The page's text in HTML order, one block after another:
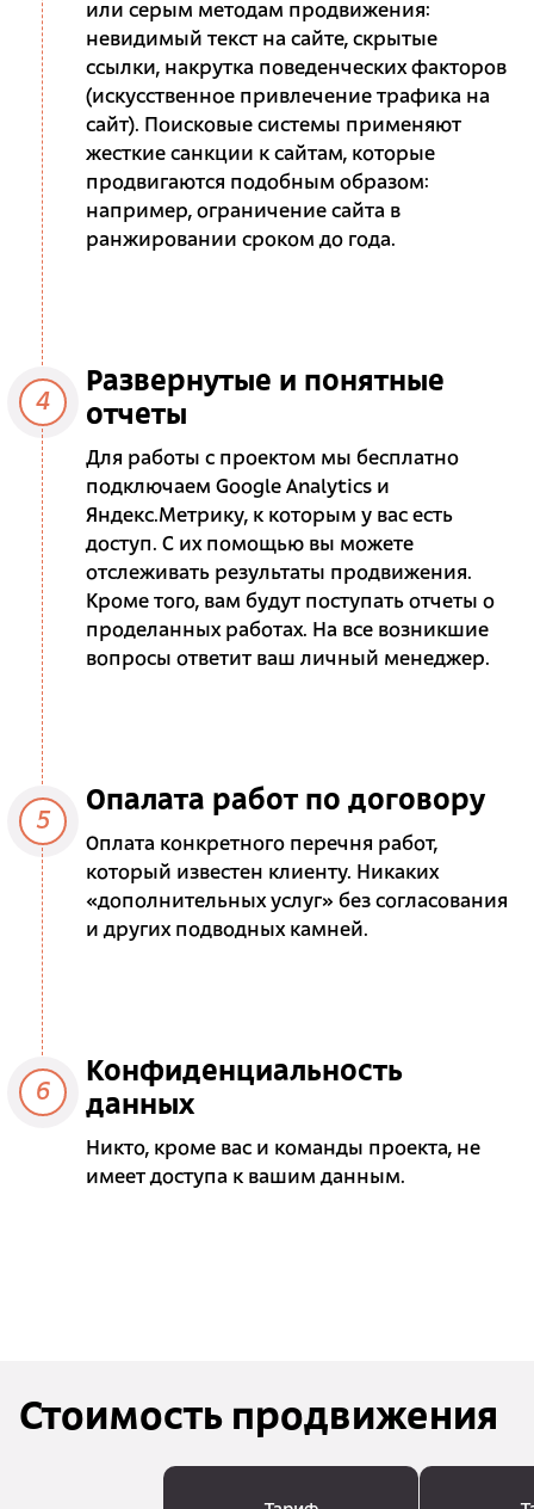
или серым методам продвижения:
невидимый текст на сайте, скрытые
ссылки, накрутка поведенческих факторов
(искусственное привлечение трафика на
сайт). Поисковые системы применяют
жесткие санкции к сайтам, которые
продвигаются подобным образом:
например, ограничение сайта в
ранжировании сроком до года.
4
Развернутые и понятные
отчеты
Для работы с проектом мы бесплатно
подключаем Google Analytics и
Яндекс.Метрику, к которым у вас есть
доступ. С их помощью вы можете
отслеживать результаты продвижения.
Кроме того, вам будут поступать отчеты о
проделанных работах. На все возникшие
вопросы ответит ваш личный менеджер.
5
Опалата работ по договору
Оплата конкретного перечня работ,
который известен клиенту. Никаких
«дополнительных услуг» без согласования
и других подводных камней.
6
Конфиденциальность
данных
Никто, кроме вас и команды проекта, не
имеет доступа к вашим данным.
Стоимость продвижения